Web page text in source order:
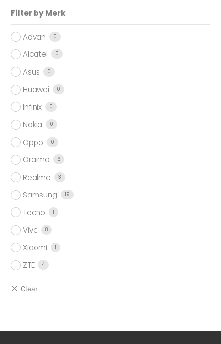
Filter by Merk
Advan 0
Alcatel 0
Asus 0
Huawei 0
Infinix 0
Nokia 0
Oppo 0
Oraimo 6
Realme 3
Samsung 19
Tecno 1
Vivo 8
Xiaomi 1
ZTE 4